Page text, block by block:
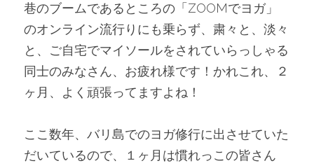
巷のブームであるところの「ZOOMでヨガ」
のオンライン流行りにも乗らず、粛々と、淡々
と、ご自宅でマイソールをされていらっしゃる
同士のみなさん、お疲れ様です！かれこれ、２
ヶ月、よく頑張ってますよね！
ここ数年、バリ島でのヨガ修行に出させていた
だいているので、１ヶ月は慣れっこの皆さん